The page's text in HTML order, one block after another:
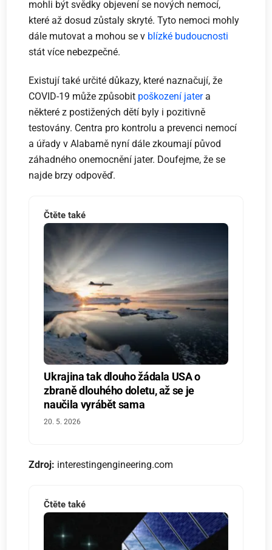
mohli být svědky objevení se nových nemocí,
které až dosud zůstaly skryté. Tyto nemoci mohly
dále mutovat a mohou se v blízké budoucnosti
stát více nebezpečné.
Existují také určité důkazy, které naznačují, že
COVID-19 může způsobit poškození jatera
některé z postižených dětí byly i pozitivně
testovány. Centra pro kontrolu a prevenci nemocí
a úřady v Alabamě nyní dále zkoumají původ
záhadného onemocnění jater. Doufejme, že se
najde brzy odpověď.
Čtěte také
Ukrajina tak dlouho žádala USA o
zbraně dlouhého doletu, až se je
naučila vyrábět sama
20. 5. 2026
Zdroj: interestingengineering.com
Čtěte také